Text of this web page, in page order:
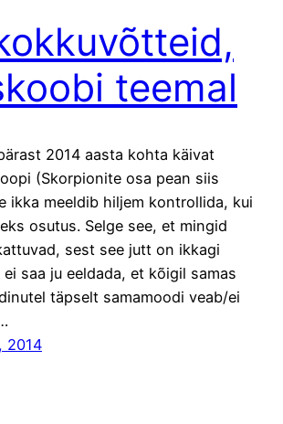
teemal
2014 aasta kohta käivat
(Skorpionite osa pean siis
ikka meeldib hiljem kontrollida, kui
osutus. Selge see, et mingid
sest see jutt on ikkagi
saa ju eeldada, et kõigil samas
täpselt samamoodi veab/ei
2014